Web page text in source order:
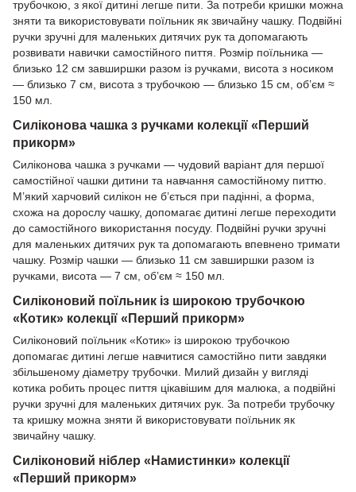
трубочкою, з якої дитині легше пити. За потреби кришки можна
зняти та використовувати поїльник як звичайну чашку. Подвійні
ручки зручні для маленьких дитячих рук та допомагають
розвивати навички самостійного пиття. Розмір поїльника —
близько 12 см завширшки разом із ручками, висота з носиком
— близько 7 см, висота з трубочкою — близько 15 см, об’єм ≈
150 мл.
Силіконова чашка з ручками колекції «Перший
прикорм»
Силіконова чашка з ручками — чудовий варіант для першої
самостійної чашки дитини та навчання самостійному питтю.
М’який харчовий силікон не б’ється при падінні, а форма,
схожа на дорослу чашку, допомагає дитині легше переходити
до самостійного використання посуду. Подвійні ручки зручні
для маленьких дитячих рук та допомагають впевнено тримати
чашку. Розмір чашки — близько 11 см завширшки разом із
ручками, висота — 7 см, об’єм ≈ 150 мл.
Силіконовий поїльник із широкою трубочкою
«Котик» колекції «Перший прикорм»
Силіконовий поїльник «Котик» із широкою трубочкою
допомагає дитині легше навчитися самостійно пити завдяки
збільшеному діаметру трубочки. Милий дизайн у вигляді
котика робить процес пиття цікавішим для малюка, а подвійні
ручки зручні для маленьких дитячих рук. За потреби трубочку
та кришку можна зняти й використовувати поїльник як
звичайну чашку.
Силіконовий ніблер «Намистинки» колекції
«Перший прикорм»